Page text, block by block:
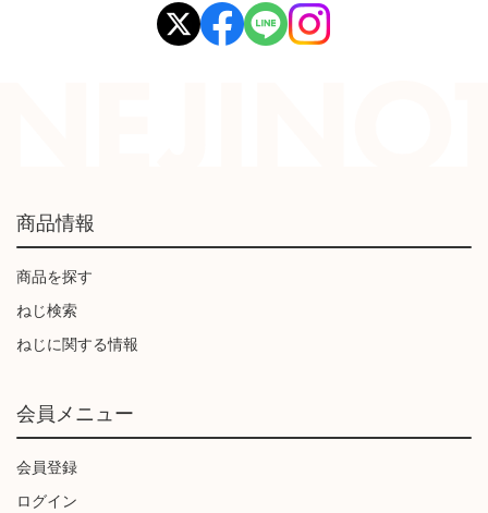
工業資材(栃木屋)
商品情報
商品を探す
ねじ検索
ねじに関する情報
会員メニュー
会員登録
ログイン